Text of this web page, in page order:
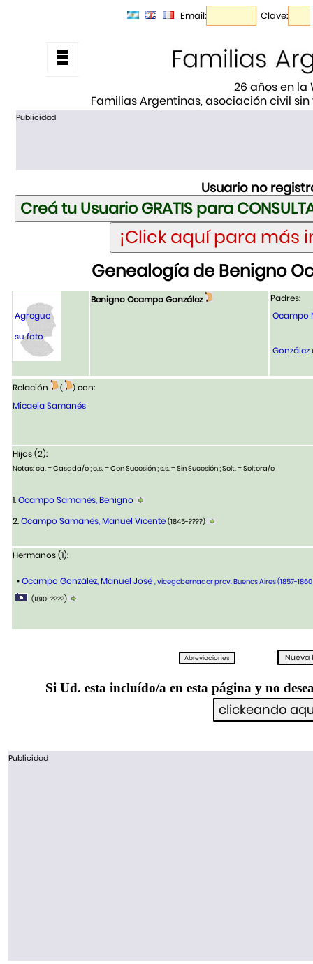
Email: Clave:
26 años en la
Familias Argentinas, asociación civil
Publicidad
Usuario no
Genealogía de Benigno
Agregue
su foto
Benigno Ocampo González
Padres:
Ocampo
Relación ( ) con:
Micaela Samanés
Hijos (2):
Notas: ca. = Casada/o ; c.s. = Con Sucesión ; s.s. = Sin Sucesión ; Solt. = Soltera/o
1.Ocampo Samanés, Benigno
2.Ocampo Samanés, Manuel Vicente (1845-????)
Hermanos (1):
•Ocampo González, Manuel José , vicegobernador prov. Buenos Aires (1857-
(1810-????)
Si Ud. esta incluído/a en esta página y no
Publicidad